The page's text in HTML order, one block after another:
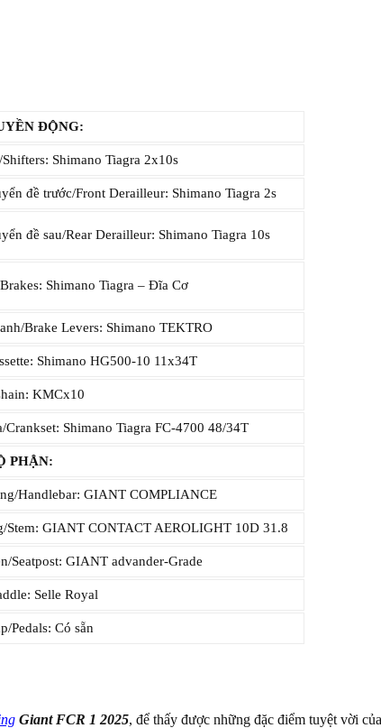
ĐỘNG:
Shimano Tiagra 2x10s
đề trước/Front Derailleur: Shimano Tiagra 2s
đề sau/Rear Derailleur: Shimano Tiagra 10s
Shimano Tiagra – Đĩa Cơ
Brake Levers: Shimano TEKTRO
Shimano HG500-10 11x34T
KMCx10
Shimano Tiagra FC-4700 48/34T
PHẬN:
Handlebar: GIANT COMPLIANCE
Stem: GIANT CONTACT AEROLIGHT 10D 31.8
Seatpost: GIANT advander-Grade
Selle Royal
Pedals: Có sẵn
Giant FCR 1 2025, để thấy được những đặc điểm tuyệt vời